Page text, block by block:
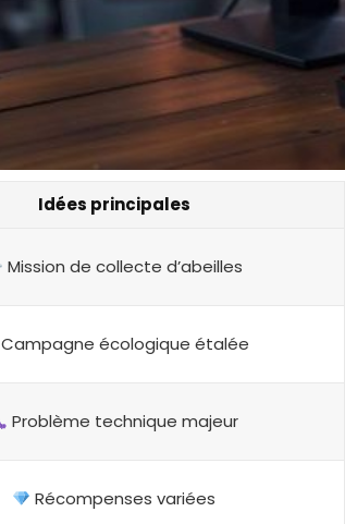
Idées principales
Mission de collecte d’abeilles
Campagne écologique étalée
Problème technique majeur
Récompenses variées